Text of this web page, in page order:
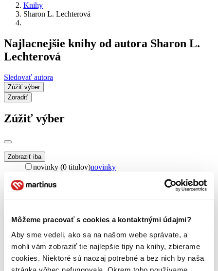
Môžeme pracovať s cookies a kontaktnými údajmi?
Aby sme vedeli, ako sa na našom webe správate, a
mohli vám zobraziť tie najlepšie tipy na knihy, zbierame
cookies. Niektoré sú naozaj potrebné a bez nich by naša
Knihy
Sharon L. Lechterová
Najlacnejšie knihy od autora Sharon L.
Lechterová
Sledovať autora
Zúžiť výber
Zoradiť
Zúžiť výber
Zobraziť iba
novinky (0 titulov)novinky
pripravujeme (0 titulov)pripravujeme
dostupná (bez vypredaných) (0 titulov)dostupná (bez
vypredaných)
Nové / čítané